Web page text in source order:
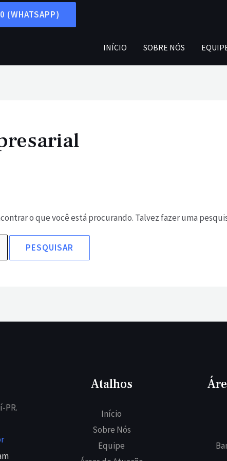
(WHATSAPP)
INÍCIO SOBRE NÓS
o que você está procurando. Talvez fazer uma
PR.
Atalhos
Início
Sobre Nós
Equipe